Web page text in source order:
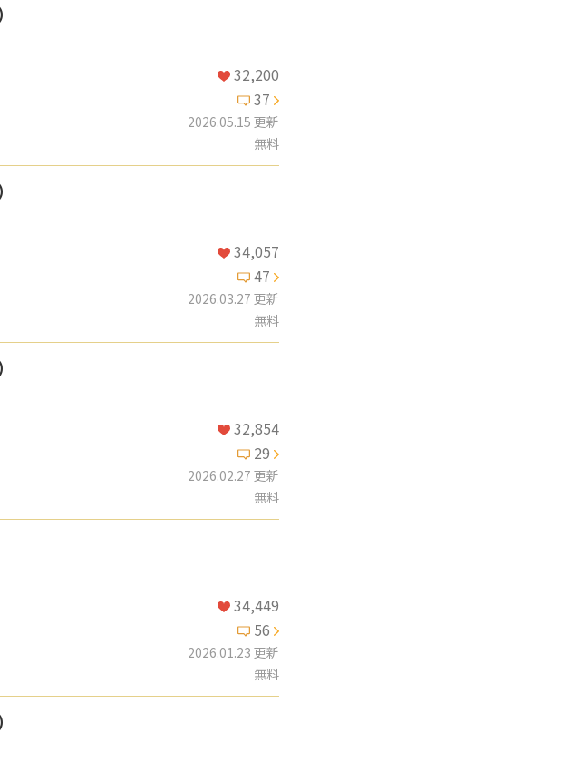
32,200
37
2026.05.15 更新
無料
34,057
47
2026.03.27 更新
無料
32,854
29
2026.02.27 更新
無料
34,449
56
2026.01.23 更新
無料